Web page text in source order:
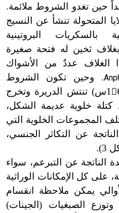
حين تغدو الشروط ملائمة.
المتحولة تنشأ عن النسيج
بالسكريات البروتينية
ثخين له فتحة صغيرة
الغلاف عددٌ من الأشواك
. وحين تكون الشروط
ملائمة (حرارة أعلى من 16ْس) تنتش الدريرة وتخرج
كتلة خلوية عديمة الشكل،
المجموعات الخلوية التي
عن التكاثر الجنسي،
الناتجة عن التبرعم، سواء
على كل الإمكانات الوراثية
يمكن ملاحظة انقسام
وتوزع الصبغيات (الجينات)